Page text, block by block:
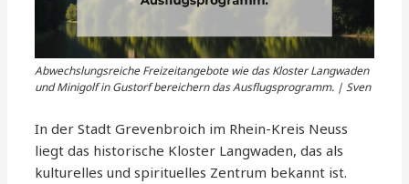
Abwechslungsreiche Freizeitangebote wie das Kloster Langwaden
und Minigolf in Gustorf bereichern das Ausflugsprogramm. | Sven
In der Stadt Grevenbroich im Rhein-Kreis Neuss
liegt das historische Kloster Langwaden, das als
kulturelles und spirituelles Zentrum bekannt ist.